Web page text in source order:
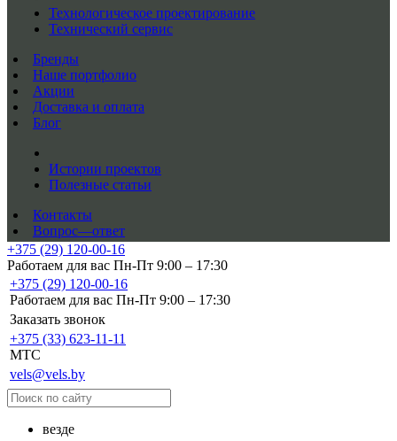
Технологическое проектирование
Технический сервис
Бренды
Наше портфолио
Акции
Доставка и оплата
Блог
Истории проектов
Полезные статьи
Контакты
Вопрос—ответ
+375 (29) 120-00-16
Работаем для вас Пн-Пт 9:00 – 17:30
+375 (29) 120-00-16
Работаем для вас Пн-Пт 9:00 – 17:30
Заказать звонок
+375 (33) 623-11-11
MTC
vels@vels.by
везде